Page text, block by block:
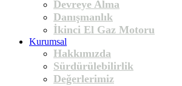
Devreye Alma
Danışmanlık
İkinci El Gaz Motoru
Kurumsal
Hakkımızda
Sürdürülebilirlik
Değerlerimiz